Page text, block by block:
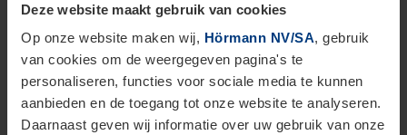
Deze website maakt gebruik van cookies
Op onze website maken wij, Hörmann NV/SA, gebruik
van cookies om de weergegeven pagina's te
personaliseren, functies voor sociale media te kunnen
aanbieden en de toegang tot onze website te analyseren.
Daarnaast geven wij informatie over uw gebruik van onze